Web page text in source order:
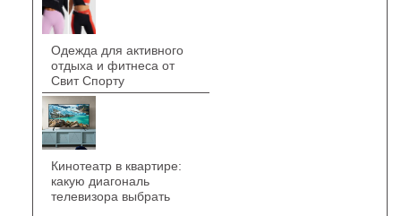
Одежда для активного
отдыха и фитнеса от
Свит Спорту
Кинотеатр в квартире:
какую диагональ
телевизора выбрать